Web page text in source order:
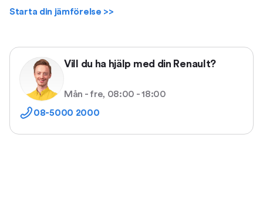
Starta din jämförelse >>
Vill du ha hjälp med din Renault?
Mån - fre, 08:00 - 18:00
08-5000 2000